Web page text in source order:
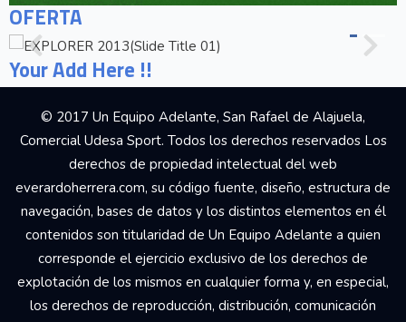
OFERTA
Your Add Here !!
© 2017 Un Equipo Adelante, San Rafael de Alajuela,
Comercial Udesa Sport. Todos los derechos reservados Los
derechos de propiedad intelectual del web
everardoherrera.com, su código fuente, diseño, estructura de
navegación, bases de datos y los distintos elementos en él
contenidos son titularidad de Un Equipo Adelante a quien
corresponde el ejercicio exclusivo de los derechos de
explotación de los mismos en cualquier forma y, en especial,
los derechos de reproducción, distribución, comunicación